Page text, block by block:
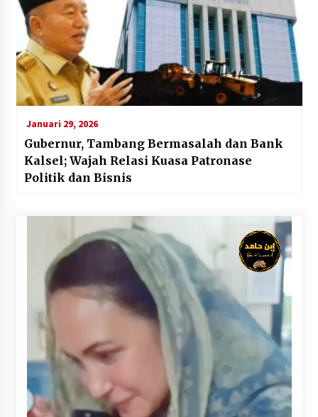
Januari 29, 2026
Gubernur, Tambang Bermasalah dan Bank
Kalsel; Wajah Relasi Kuasa Patronase
Politik dan Bisnis